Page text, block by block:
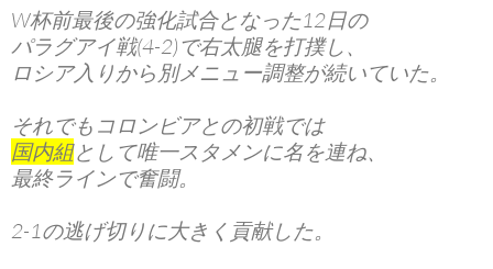
W杯前最後の強化試合となった12日の
パラグアイ戦(4-2)で右太腿を打撲し、
ロシア入りから別メニュー調整が続いていた。
それでもコロンビアとの初戦では
国内組として唯一スタメンに名を連ね、
最終ラインで奮闘。
2-1の逃げ切りに大きく貢献した。